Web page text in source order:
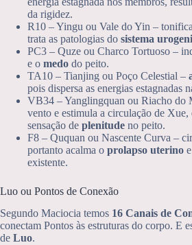
da rigidez.
R10 – Yingu ou Vale do Yin –
trata as patologias do sistema
PC3 – Quze ou Charco Tortuoso –
e o medo do peito.
TA10 – Tianjing ou Poço Celestial –
pois dispersa as energias estagnadas
VB34 – Yanglingquan ou Riacho do
vento e estimula a circulação de Xue,
sensação de plenitude no peito.
F8 – Ququan ou Nascente Curva –
portanto acalma o prolapso uterino
existente.
Luo ou Pontos de Conexão
Segundo Maciocia temos 16 Canais de
conectam Pontos às estruturas do corpo. E
de Luo.